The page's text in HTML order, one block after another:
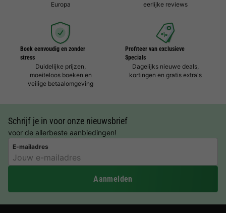
Europa
eerlijke reviews
Boek eenvoudig en zonder
stress
Duidelijke prijzen,
moeiteloos boeken en
veilige betaalomgeving
Profiteer van exclusieve
Specials
Dagelijks nieuwe deals,
kortingen en gratis extra's
Schrijf je in voor onze nieuwsbrief
voor de allerbeste aanbiedingen!
E-mailadres
Aanmelden